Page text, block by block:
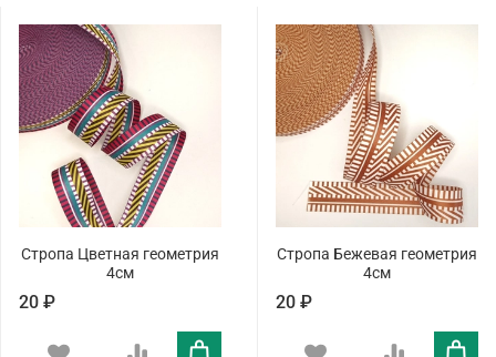
Стропа Цветная геометрия
4см
20 ₽
Стропа Бежевая геометрия
4см
20 ₽